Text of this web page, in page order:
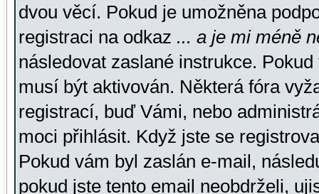
dvou věcí. Pokud je umožněna
registraci na odkaz ... a je mi méně
následovat zaslané instrukce.
musí být aktivován. Některá fóra
registrací, buď Vámi, nebo
moci přihlásit. Když jste se
Pokud vám byl zaslán e-mail,
pokud jste tento email neobdrželi,